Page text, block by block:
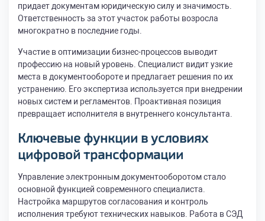
придает документам юридическую силу и значимость.
Ответственность за этот участок работы возросла
многократно в последние годы.
Участие в оптимизации бизнес-процессов выводит
профессию на новый уровень. Специалист видит узкие
места в документообороте и предлагает решения по их
устранению. Его экспертиза используется при внедрении
новых систем и регламентов. Проактивная позиция
превращает исполнителя в внутреннего консультанта.
Ключевые функции в условиях
цифровой трансформации
Управление электронным документооборотом стало
основной функцией современного специалиста.
Настройка маршрутов согласования и контроль
исполнения требуют технических навыков. Работа в СЭД